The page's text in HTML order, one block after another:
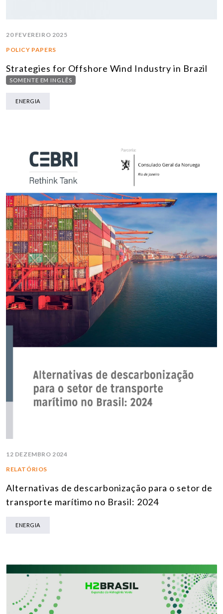
20 FEVEREIRO 2025
POLICY PAPERS
Strategies for Offshore Wind Industry in Brazil
SOMENTE EM INGLÊS
ENERGIA
12 DEZEMBRO 2024
RELATÓRIOS
Alternativas de descarbonização para o setor de
transporte marítimo no Brasil: 2024
ENERGIA